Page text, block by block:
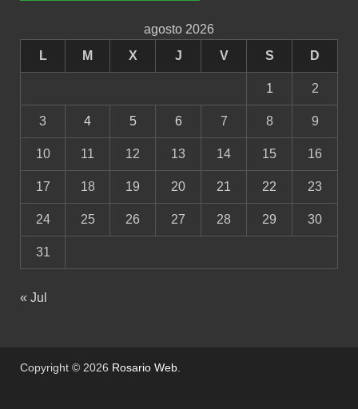
agosto 2026
L
M X J V S D
1 2
3 4 5 6 7 8 9
10 11 12 13 14 15 16
17 18 19 20 21 22 23
24 25 26 27 28 29 30
31
« Jul
Copyright © 2026 Rosario Web.